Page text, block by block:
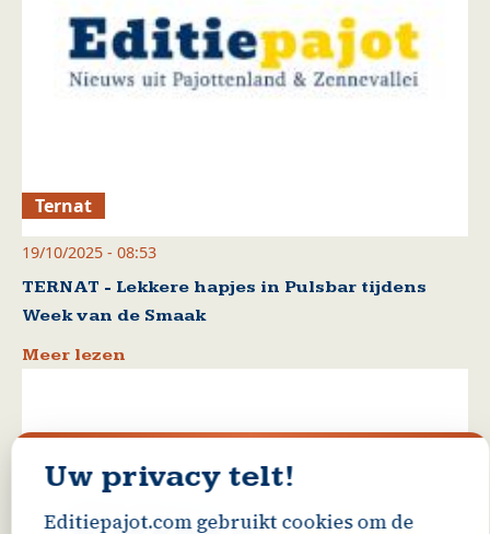
Ternat
19/10/2025 - 08:53
TERNAT - Lekkere hapjes in Pulsbar tijdens
Week van de Smaak
Meer lezen
Uw privacy telt!
Editiepajot.com gebruikt cookies om de